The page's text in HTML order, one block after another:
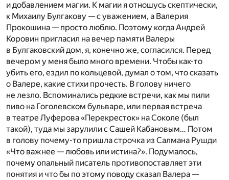
и добавлением магии. К магии я отношусь скептически,
к Михаилу Булгакову — с уважением, а Валерия
Прокошина — просто люблю. Поэтому когда Андрей
Коровин пригласил на вечер памяти Валеры
в Булгаковский дом, я, конечно же, согласился. Перед
вечером у меня было много времени. Чтобы как-то
убить его, ездил по кольцевой, думал о том, что сказать
о Валере, какие стихи прочесть. В голову ничего
не лезло. Вспоминались редкие встречи, как мы пили
пиво на Гоголевском бульваре, или первая встреча
в театре Луферова «Перекресток» на Соколе (был
такой), туда мы зарулили с Сашей Кабановым… Потом
в голову почему-то пришла строчка из Салмана Рушди
«Что важнее — любовь или истина?». Подумалось,
почему опальный писатель противопоставляет эти
понятия и что бы по этому поводу сказал Валера —